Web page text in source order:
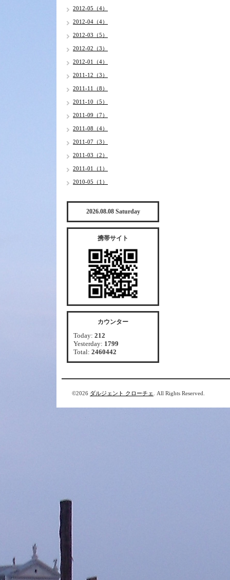
2012-05（4）
2012-04（4）
2012-03（5）
2012-02（3）
2012-01（4）
2011-12（3）
2011-11（8）
2011-10（5）
2011-09（7）
2011-08（4）
2011-07（3）
2011-03（2）
2011-01（1）
2010-05（1）
2026.08.08 Saturday
携帯サイト
カウンター
Today: 212
Yesterday: 1799
Total: 2460442
©2026 ダルジェント クローチェ . All Rights Reserved.